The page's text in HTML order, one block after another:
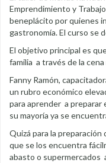
Emprendimiento y
beneplácito por quienes
gastronomía. El curso se
El objetivo principal es
familia a través de la cena
Fanny Ramón,
un rubro económico
para aprender a preparar
su mayoría ya se
Quizá para la
que se los encuentra
abasto o supermercados